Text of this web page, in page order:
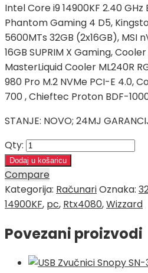
bila
je:
7.799,00 KM.
je:
Intel Core i9 14900KF 2.40 GHz
Phantom Gaming 4 D5,
5600MTs 32GB (2x16GB), MSI
16GB SUPRIM X Gaming,
MasterLiquid Cooler ML240R
980 Pro M.2 NVMe PCI-E 4.0,
700 , Chieftec Proton BDF-
STANJE: NOVO; 24MJ
Qty:
Dodaj u košaricu
Compare
Kategorija: RačunariOznaka:
14900KF, pc, Rtx4080,Wizzard
Povezani proizvodi